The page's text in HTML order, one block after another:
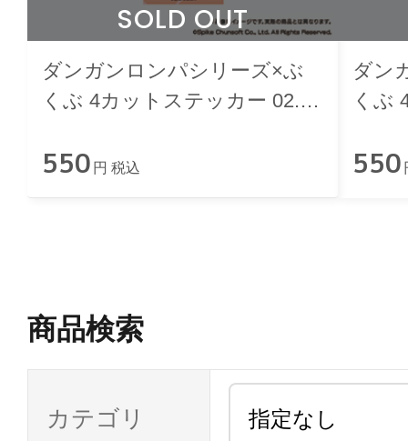
SOLD OUT
ダンガンロンパシリーズ×ぶ
くぶ 4カットステッカー 02.ス
550 円 税込
ダン
くぶ
550
商品検索
カテゴリ